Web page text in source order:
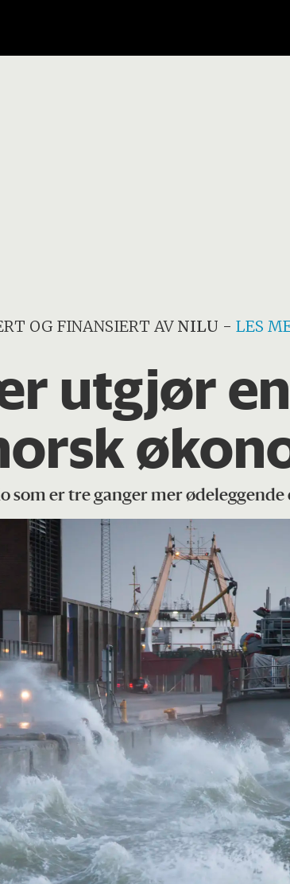
OG FINANSIERT AV NILU - LES
utgjør
er tre ganger mer ødeleggende